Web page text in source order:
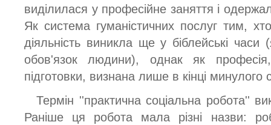
виділилася у професійне заняття і
Як система гуманістичних послуг тим,
діяльність виникла ще у біблейські часи
обов'язок людини), однак як
підготовки, визнана лише в кінці минулого
Термін ''практична соціальна робота''
Раніше ця робота мала різні назви: